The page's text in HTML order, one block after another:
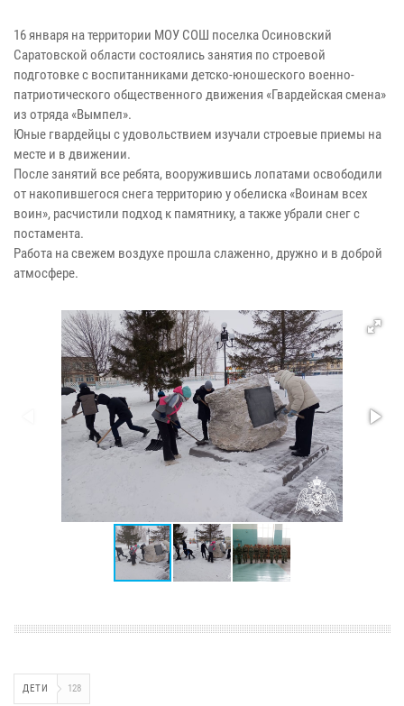
16 января на территории МОУ СОШ поселка Осиновский
Саратовской области состоялись занятия по строевой
подготовке с воспитанниками детско-юношеского военно-
патриотического общественного движения «Гвардейская смена»
из отряда «Вымпел».
Юные гвардейцы с удовольствием изучали строевые приемы на
месте и в движении.
После занятий все ребята, вооружившись лопатами освободили
от накопившегося снега территорию у обелиска «Воинам всех
воин», расчистили подход к памятнику, а также убрали снег с
постамента.
Работа на свежем воздухе прошла слаженно, дружно и в доброй
атмосфере.
ДЕТИ 128